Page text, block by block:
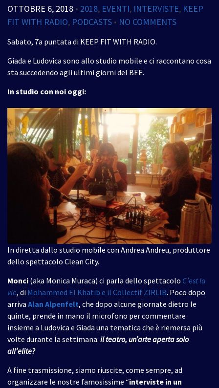
OTTOBRE 6, 2018 • 2018, EVENTI, INTERVISTE, KEEP
FIT WITH RADIO, PODCASTS • NO COMMENTS
Sabato, 7a puntata di KEEP FIT WITH RADIO.
Giada e Ludovica sono allo studio mobile e ci raccontano cosa
sta succedendo agli ultimi giorni del BEE.
In studio con noi oggi:
In diretta dallo studio mobile con Andrea Andreu, produttore
dello spettacolo Clean City.
Monci (aka Monica Muraca) ci parla dello spettacolo C’est la
vie, di Mohammed El Khatib e il Collectif ZIRLIB. Poco dopo
arriva Alan Alpenfelt, che dopo alcune giornate dietro le
quinte, prende in mano il microfono per commentare
insieme a Ludovica e Giada una tematica che è riemersa più
volte durante la settimana: il teatro, un’arte aperta solo
all’elite?
A fine trasmissione, siamo riuscite, come sempre, ad
organizzare le nostre famosissime “interviste in un